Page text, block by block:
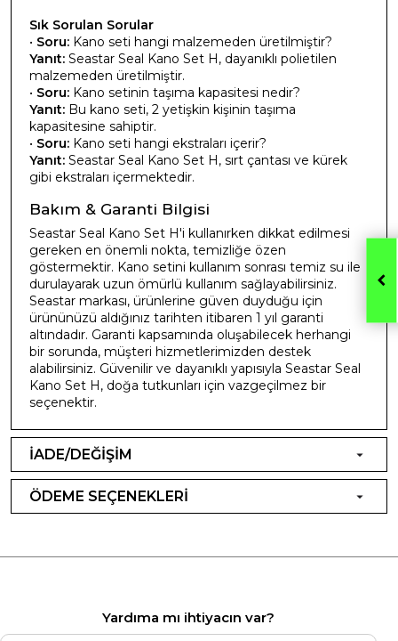
Sık Sorulan Sorular
• Soru: Kano seti hangi malzemeden üretilmiştir?
Yanıt: Seastar Seal Kano Set H, dayanıklı polietilen
malzemeden üretilmiştir.
• Soru: Kano setinin taşıma kapasitesi nedir?
Yanıt: Bu kano seti, 2 yetişkin kişinin taşıma
kapasitesine sahiptir.
• Soru: Kano seti hangi ekstraları içerir?
Yanıt: Seastar Seal Kano Set H, sırt çantası ve kürek
gibi ekstraları içermektedir.
Bakım & Garanti Bilgisi
Seastar Seal Kano Set H'i kullanırken dikkat edilmesi
gereken en önemli nokta, temizliğe özen
göstermektir. Kano setini kullanım sonrası temiz su ile
durulayarak uzun ömürlü kullanım sağlayabilirsiniz.
Seastar markası, ürünlerine güven duyduğu için
ürününüzü aldığınız tarihten itibaren 1 yıl garanti
altındadır. Garanti kapsamında oluşabilecek herhangi
bir sorunda, müşteri hizmetlerimizden destek
alabilirsiniz. Güvenilir ve dayanıklı yapısıyla Seastar Seal
Kano Set H, doğa tutkunları için vazgeçilmez bir
seçenektir.
İADE/DEĞİŞİM
ÖDEME SEÇENEKLERİ
Yardıma mı ihtiyacın var?